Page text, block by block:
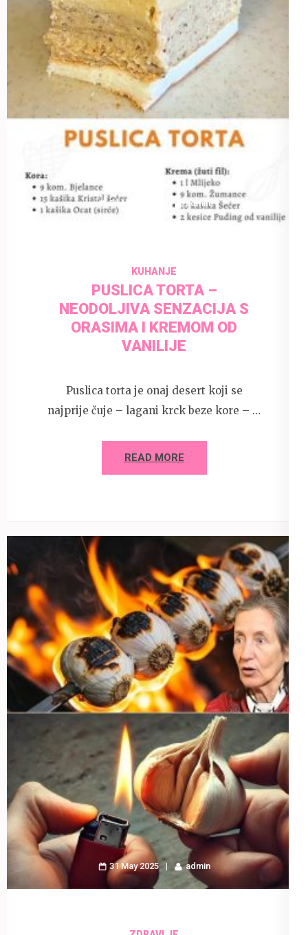
31 May 2025 admin
KUHANJE
PUSLICA TORTA –
NEODOLJIVA SENZACIJA S
ORASIMA I KREMOM OD
VANILIJE
Puslica torta je onaj desert koji se
najprije čuje – lagani krck beze kore – …
READ MORE
31 May 2025 admin